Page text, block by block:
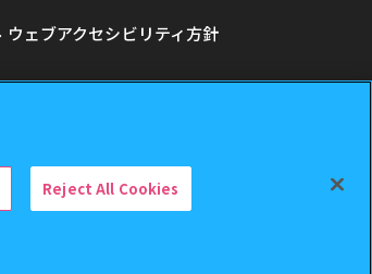
ウェブアクセシビリティ方針
Reject All Cookies